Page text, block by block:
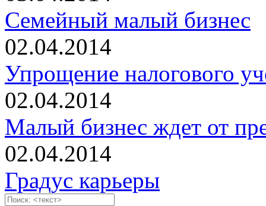
Семейный малый бизнес
02.04.2014
Упрощение налогового
02.04.2014
Малый бизнес ждет от
02.04.2014
Градус карьеры